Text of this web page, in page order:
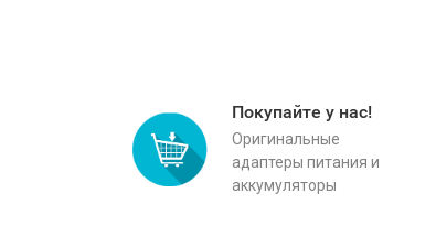
Покупайте у нас!
Оригинальные
адаптеры питания и
аккумуляторы